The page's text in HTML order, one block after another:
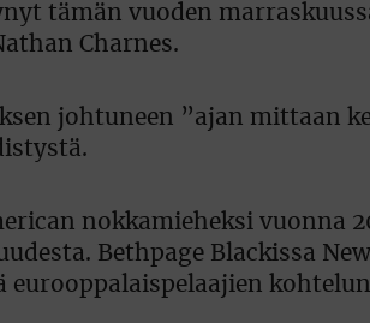
tämän vuoden
Charnes.
johtuneen ”ajan mittaan
nokkamieheksi vuonna
Bethpage Blackissa